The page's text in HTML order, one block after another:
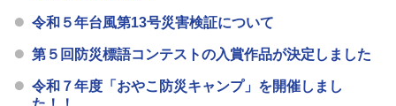
令和５年台風第13号災害検証について
第５回防災標語コンテストの入賞作品が決定しました
令和７年度「おやこ防災キャンプ」を開催しまし